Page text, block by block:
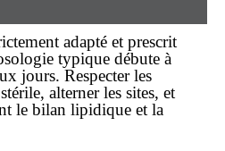
adapté et prescrit
typique débute à
jours. Respecter les
alterner les sites, et
le bilan lipidique et la